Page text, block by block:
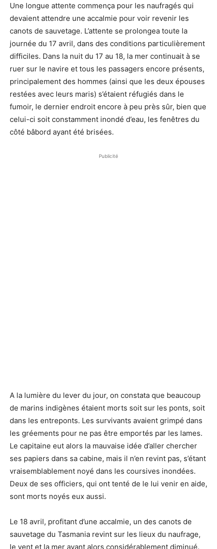
Une longue attente commença pour les naufragés qui
devaient attendre une accalmie pour voir revenir les
canots de sauvetage. L’attente se prolongea toute la
journée du 17 avril, dans des conditions particulièrement
difficiles. Dans la nuit du 17 au 18, la mer continuait à se
ruer sur le navire et tous les passagers encore présents,
principalement des hommes (ainsi que les deux épouses
restées avec leurs maris) s’étaient réfugiés dans le
fumoir, le dernier endroit encore à peu près sûr, bien que
celui-ci soit constamment inondé d’eau, les fenêtres du
côté bâbord ayant été brisées.
Publicité
A la lumière du lever du jour, on constata que beaucoup
de marins indigènes étaient morts soit sur les ponts, soit
dans les entreponts. Les survivants avaient grimpé dans
les gréements pour ne pas être emportés par les lames.
Le capitaine eut alors la mauvaise idée d’aller chercher
ses papiers dans sa cabine, mais il n’en revint pas, s’étant
vraisemblablement noyé dans les coursives inondées.
Deux de ses officiers, qui ont tenté de le lui venir en aide,
sont morts noyés eux aussi.
Le 18 avril, profitant d’une accalmie, un des canots de
sauvetage du Tasmania revint sur les lieux du naufrage,
le vent et la mer ayant alors considérablement diminué.